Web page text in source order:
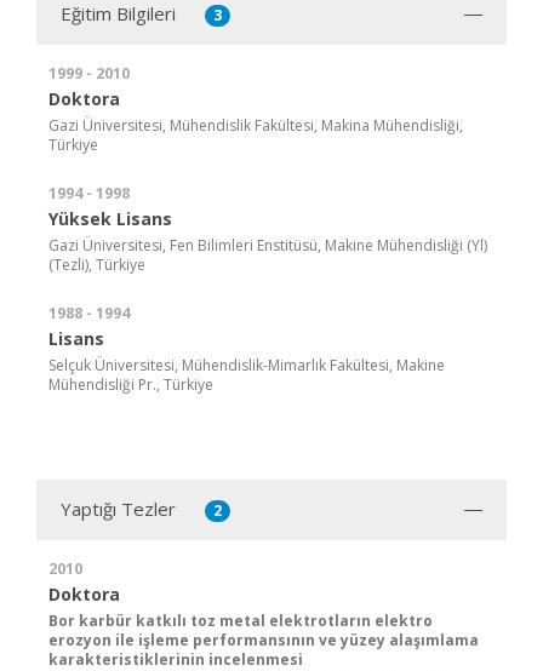
Eğitim Bilgileri 3
1999 - 2010
Doktora
Gazi Üniversitesi, Mühendislik Fakültesi, Makina Mühendisliği,
Türkiye
1994 - 1998
Yüksek Lisans
Gazi Üniversitesi, Fen Bilimleri Enstitüsü, Makine Mühendisliği (Yl)
(Tezli), Türkiye
1988 - 1994
Lisans
Selçuk Üniversitesi, Mühendislik-Mimarlık Fakültesi, Makine
Mühendisliği Pr., Türkiye
Yaptığı Tezler 2
2010
Doktora
Bor karbür katkılı toz metal elektrotların elektro
erozyon ile işleme performansının ve yüzey alaşımlama
karakteristiklerinin incelenmesi